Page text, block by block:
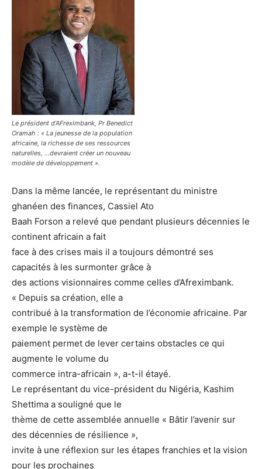
Le président d’AFreximbank, Pr Benedict
Oramah : « La jeunesse de la population
africaine, la richesse de ses ressources
naturelles, …devraient créer un nouveau
modèle de développement ».
Dans la même lancée, le représentant du ministre
ghanéen des finances, Cassiel Ato
Baah Forson a relevé que pendant plusieurs décennies le
continent africain a fait
face à des crises mais il a toujours démontré ses
capacités à les surmonter grâce à
des actions visionnaires comme celles d’Afreximbank.
« Depuis sa création, elle a
contribué à la transformation de l’économie africaine. Par
exemple le système de
paiement permet de lever certains obstacles ce qui
augmente le volume du
commerce intra-africain », a-t-il étayé.
Le représentant du vice-président du Nigéria, Kashim
Shettima a souligné que le
thème de cette assemblée annuelle « Bâtir l’avenir sur
des décennies de résilience »,
invite à une réflexion sur les étapes franchies et la vision
pour les prochaines